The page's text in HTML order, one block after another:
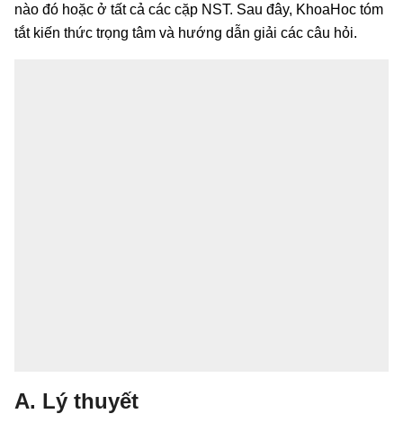
nào đó hoặc ở tất cả các cặp NST. Sau đây, KhoaHoc tóm
tắt kiến thức trọng tâm và hướng dẫn giải các câu hỏi.
A. Lý thuyết